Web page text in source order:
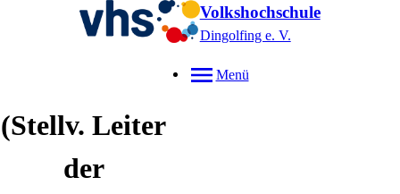
Volkshochschule
Dingolfing e. V.
Menü
(Stellv. Leiter
der